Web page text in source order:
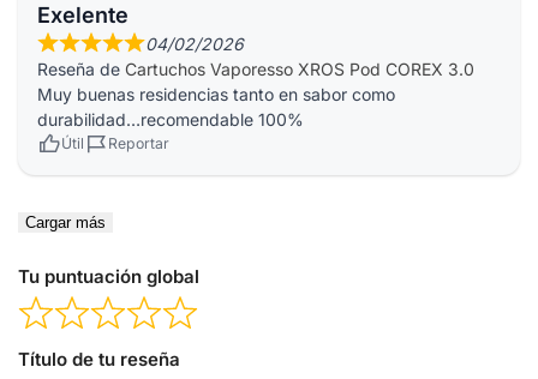
Exelente
04/02/2026
Reseña de Cartuchos Vaporesso XROS Pod COREX 3.0
Muy buenas residencias tanto en sabor como
durabilidad…recomendable 100%
Útil Reportar
Cargar más
Tu puntuación global
Título de tu reseña